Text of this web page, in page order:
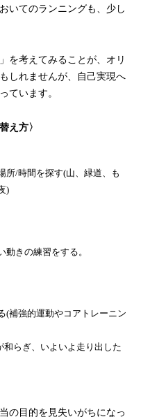
いてのランニングも、少し
を考えてみることが、オリ
しれませんが、自己実現へ
ています。
え方〉
所/時間を探す(山、緑道、も
)
きの練習をする。
(補強的運動やコアトレーニン
らぎ、いよいよ走り出した
の目的を見失いがちになっ